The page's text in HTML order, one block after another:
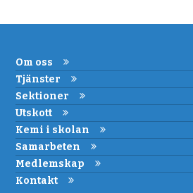
Om oss
Tjänster
Sektioner
Utskott
Kemi i skolan
Samarbeten
Medlemskap
Kontakt